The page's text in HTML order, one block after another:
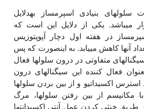
بنیادی اسپرم‏ساز به‏دلایل
می‏باشد. یکی از دلایل این است که
در هفته اول دچار آپوپتوزیس
آن‏ها کاهش می‏یابد. به این‏صورت که پس
متفاوتی در درون سلول‏ها فعال
فعال کننده این سیگنال‏های درون
اکسیداتیو و از بین بردن سلول‏ها
مکانیسم از بین رفتن سلول‏ها، مرگ
طریق خنثی کردن عمل آنتی اکسیدانت‏ها